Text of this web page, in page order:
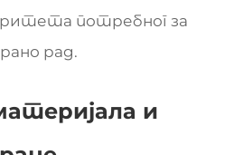
потребног за
рад.
и